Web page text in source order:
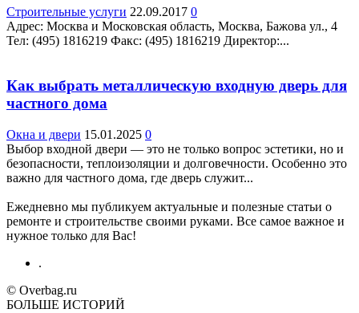
Строительные услуги 22.09.2017 0
Адрес: Москва и Московская область, Москва, Бажова ул., 4
Teл: (495) 1816219 Факс: (495) 1816219 Директор:...
Как выбрать металлическую входную дверь для
частного дома
Окна и двери 15.01.2025 0
Выбор входной двери — это не только вопрос эстетики, но и
безопасности, теплоизоляции и долговечности. Особенно это
важно для частного дома, где дверь служит...
Ежедневно мы публикуем актуальные и полезные статьи о
ремонте и строительстве своими руками. Все самое важное и
нужное только для Вас!
.
© Overbag.ru
БОЛЬШЕ ИСТОРИЙ